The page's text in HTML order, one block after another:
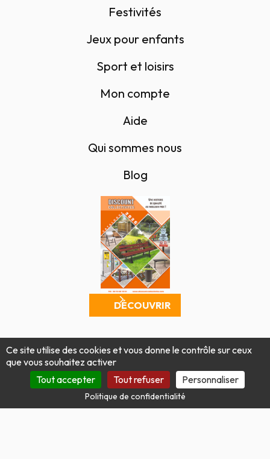
Festivités
Jeux pour enfants
Sport et loisirs
Mon compte
Aide
Qui sommes nous
Blog
DÉCOUVRIR
Mentions légalesPolitique de confidentialité
Conditions générales de vente
Produit par Tout Simplement Digital
Site protégé par reCAPTCHA.Vie privée
Ce site utilise des cookies et vous donne le contrôle sur ceux
que vous souhaitez activer
Tout accepter
Tout refuser Personnaliser
Politique de confidentialité